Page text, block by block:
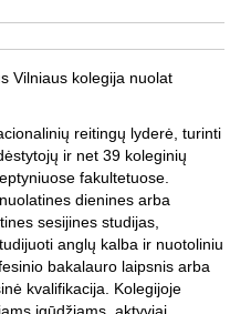
Vilniaus kolegija nuolat
reitingų lyderė, turinti
ir net 39 koleginių
fakultetuose.
dienines arba
sesijines studijas,
anglų kalba ir nuotoliniu
bakalauro laipsnis arba
kvalifikacija. Kolegijoje